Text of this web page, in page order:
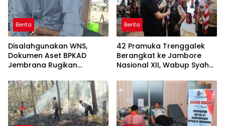
Berita
Disalahgunakan WNS,
Dokumen Aset BPKAD
Jembrana Rugikan
Berita
42 Pramuka Trenggalek
Berangkat ke Jambore
Nasional XII, Wabup Syah
Daerah